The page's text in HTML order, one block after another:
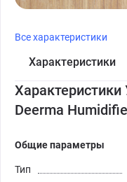
Все характеристики
Характеристики
Deerma
Общие параметры
Тип